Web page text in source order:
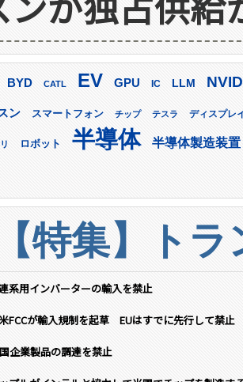
BYD CATL EV GPU IC LLM
ン スマートフォン チップ テスラ ディスプレ
ロボット 半導体 半導体製造装置
【特集】ト
系用インバーターの輸入を禁止
FCCが輸入規制を起草 EUはすでに先行して禁止
企業製品の調達を禁止